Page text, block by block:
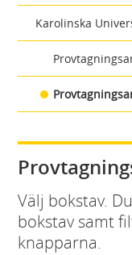
Karolinska
Välj bokstav.
bokstav samt
knapparna.